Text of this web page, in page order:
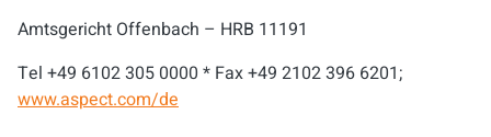
Amtsgericht Offenbach – HRB 11191
Tel +49 6102 305 0000 * Fax +49 2102 396 6201;
www.aspect.com/de